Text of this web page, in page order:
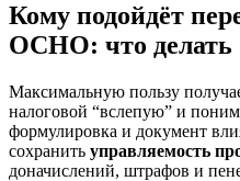
Кому подойдёт
ОСНО: что делать
Максимальную пользу
налоговой “вслепую” и
формулировка и документ
сохранить управляемость
доначислений, штрафов и